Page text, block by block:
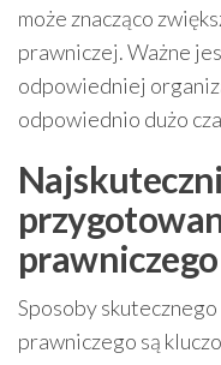
może znacząco
prawniczej. Ważne
odpowiedniej
odpowiednio dużo
prawniczego
Sposoby
prawniczego są